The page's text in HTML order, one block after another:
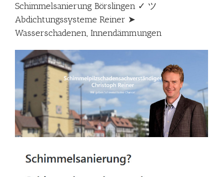
Schimmelsanierung Börslingen ✓ ツ
Abdichtungssysteme Reiner ➤
Wasserschadenen, Innendämmungen